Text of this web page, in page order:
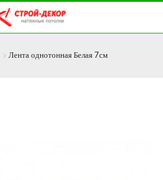
Лента однотонная Белая 7см